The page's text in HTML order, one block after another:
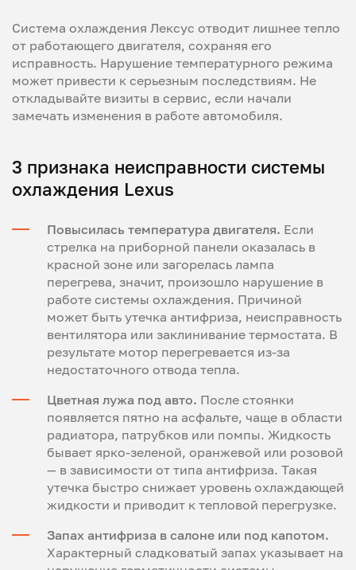
Система охлаждения Лексус отводит лишнее тепло
от работающего двигателя, сохраняя его
исправность. Нарушение температурного режима
может привести к серьезным последствиям. Не
откладывайте визиты в сервис, если начали
замечать изменения в работе автомобиля.
3 признака неисправности системы
охлаждения Lexus
Повысилась температура двигателя. Если
стрелка на приборной панели оказалась в
красной зоне или загорелась лампа
перегрева, значит, произошло нарушение в
работе системы охлаждения. Причиной
может быть утечка антифриза, неисправность
вентилятора или заклинивание термостата. В
результате мотор перегревается из-за
недостаточного отвода тепла.
Цветная лужа под авто. После стоянки
появляется пятно на асфальте, чаще в области
радиатора, патрубков или помпы. Жидкость
бывает ярко-зеленой, оранжевой или розовой
— в зависимости от типа антифриза. Такая
утечка быстро снижает уровень охлаждающей
жидкости и приводит к тепловой перегрузке.
Запах антифриза в салоне или под капотом.
Характерный сладковатый запах указывает на